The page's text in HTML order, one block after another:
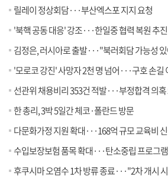
릴레이 정상회담···부산엑스포 지지 요청
'북핵 공동 대응' 강조···한일중 협력 복원 추
김정은, 러시아로 출발···"북러회담 가능성
'모로코 강진' 사망자 2천 명 넘어···구호 손길
선관위 채용비리 353건 적발···부정합격 의혹
한 총리, 3박 5일간 체코·폴란드 방문
다문화가정 지원 확대···168억 규모 교육비 신설 [
수입보장보험 품목 확대···탄소중립 프로그
후쿠시마 오염수 1차 방류 종료···"2차 개시